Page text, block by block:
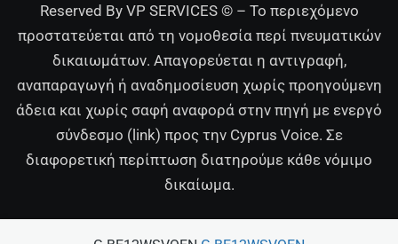
Reserved By VP SERVICES © – Το περιεχόμενο
προστατεύεται από τη νομοθεσία περί πνευματικών
δικαιωμάτων. Απαγορεύεται η αντιγραφή,
αναπαραγωγή ή αναδημοσίευση χωρίς προηγούμενη
άδεια και χωρίς σαφή αναφορά στην πηγή με ενεργό
σύνδεσμο (link) προς την Cyprus Voice. Σε
διαφορετική περίπτωση διατηρούμε κάθε νόμιμο
δικαίωμα.